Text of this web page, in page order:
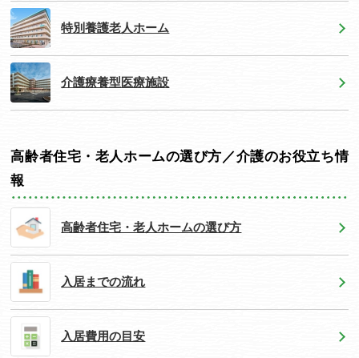
特別養護老人ホーム
介護療養型医療施設
高齢者住宅・老人ホームの選び方／介護のお役立ち情
報
高齢者住宅・老人ホームの選び方
入居までの流れ
入居費用の目安